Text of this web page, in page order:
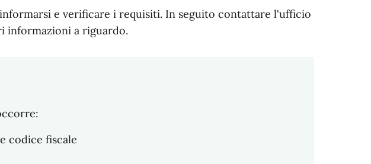
e verificare i requisiti. In seguito contattare l'ufficio
informazioni a riguardo.
codice fiscale